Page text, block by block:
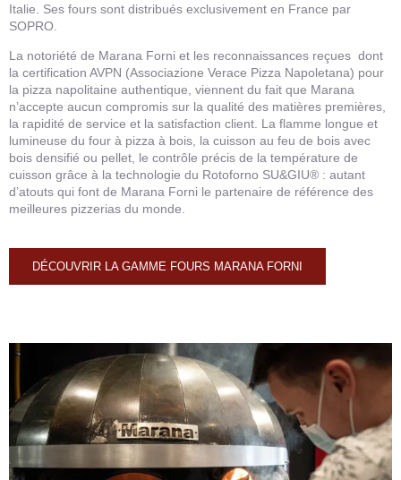
Italie. Ses fours sont distribués exclusivement en France par
SOPRO.
La notoriété de Marana Forni et les reconnaissances reçues dont
la certification AVPN (Associazione Verace Pizza Napoletana) pour
la pizza napolitaine authentique, viennent du fait que Marana
n’accepte aucun compromis sur la qualité des matières premières,
la rapidité de service et la satisfaction client. La flamme longue et
lumineuse du four à pizza à bois, la cuisson au feu de bois avec
bois densifié ou pellet, le contrôle précis de la température de
cuisson grâce à la technologie du Rotoforno SU&GIU® : autant
d’atouts qui font de Marana Forni le partenaire de référence des
meilleures pizzerias du monde.
DÉCOUVRIR LA GAMME FOURS MARANA FORNI